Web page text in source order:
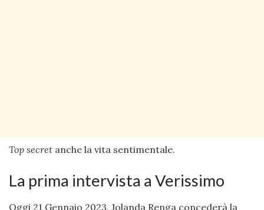
Top secret anche la vita sentimentale.
La prima intervista a Verissimo
Oggi 21 Gennaio 2023, Jolanda Renga concederà la